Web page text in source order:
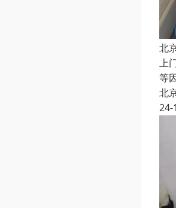
北
上
等
北
24-